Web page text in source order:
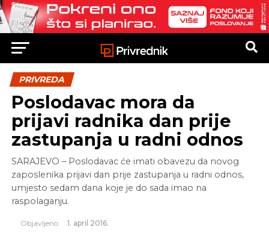
PRIVREDA
Poslodavac mora da
prijavi radnika dan prije
zastupanja u radni odnos
SARAJEVO – Poslodavac će imati obavezu da novog
zaposlenika prijavi dan prije zastupanja u radni odnos,
umjesto sedam dana koje je do sada imao na
raspolaganju.
Objavljeno 1. april 2016.